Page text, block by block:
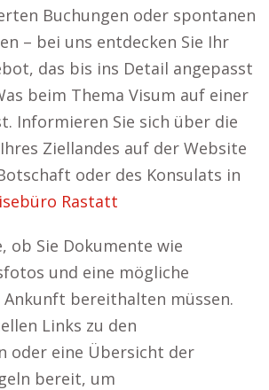
Buchungen oder spontanen
– bei uns entdecken Sie Ihr
das bis ins Detail angepasst
beim Thema Visum auf einer
Informieren Sie sich über die
Ziellandes auf der Website
oder des Konsulats in
Rastatt
ob Sie Dokumente wie
und eine mögliche
bereithalten müssen.
Links zu den
oder eine Übersicht der
bereit, um